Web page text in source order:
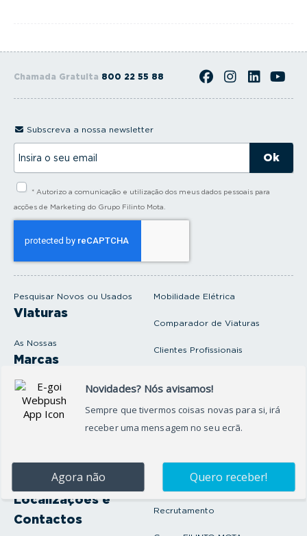
Chamada Gratuita 800 22 55 88
Pesquisar Novos ou Usados
Viaturas
As Nossas
Marcas
Produtos e serviços
Oficina
Onde Estamos
Localizações e
Contactos
Mobilidade Elétrica
Comparador de Viaturas
Clientes Profissionais
Seguros Protector
Artigos e Notícias
Recrutamento
Subscreva a nossa newsletter
s
l
* Autorizo a comunicação e utilização dos meus dados pessoais para
acções de Marketing do Grupo Filinto Mota.